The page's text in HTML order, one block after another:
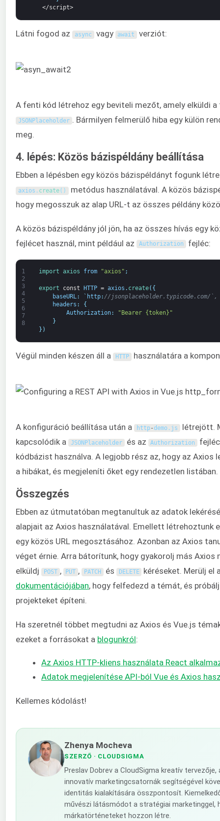
</script>
Látni fogod az async vagy await verziót:
A fenti kód létrehoz egy beviteli mezőt, amely elküldi
JSONPlaceholder . Bármilyen felmerülő hiba egy külön
meg.
4. lépés: Közös bázispéldány beállítása
Ebben a lépésben egy közös bázispéldányt fogunk
axios . create( ) metódus használatával. A közös
hogy megosszuk az alap URL-t az összes példány
A közös bázispéldány jól jön, ha az összes hívás egy
fejlécet használ, mint például az
Authorization fejléc:
1
2
3
4
5
6
7
8
import axios from "axios" ;
export const HTTP = axios . create( {
baseURL : ` http: //jsonplaceholder.typicode.com/`,
headers :
{
Authorization:
"Bearer {token}"
}
} )
Végül minden készen áll a HTTP használatára a
A konfiguráció beállítása után a http-demo. js létrejött.
kapcsolódik a
JSONPlaceholder és az Authorization
kódbázist használva. A legjobb rész az, hogy az Axios
a hibákat, és megjeleníti őket egy rendezetlen listában.
Összegzés
Ebben az útmutatóban megtanultuk az adatok
alapjait az Axios használatával. Emellett létrehoztunk
egy közös URL megosztásához. Azonban az Axios
véget érnie. Arra bátorítunk, hogy gyakorolj más Axios
elküldj
POST , PUT , PATCH és DELETE
kéréseket. Merülj el
dokumentációjában, hogy felfedezd a témát, és
projekteket építeni.
Ha szeretnél többet megtudni az Axios és Vue.js
ezeket a forrásokat a blogunkról:
Az Axios HTTP-kliens használata React
Adatok megjelenítése API-ból Vue és Axios
Kellemes kódolást!
Zhenya Mocheva
SZERZŐ · CLOUDSIGMA
Preslav Dobrev a CloudSigma kreatív
innovatív marketingcsatornák segítségével
identitás kialakítására összpontosít.
művészi látásmódot a stratégiai marketinggel,
márkatörténeteket hozzon létre.